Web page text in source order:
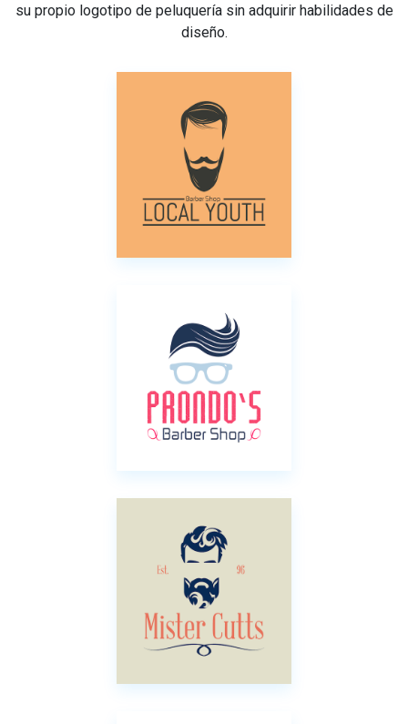
su propio logotipo de peluquería sin adquirir habilidades de
diseño.